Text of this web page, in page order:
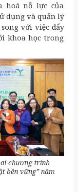
hoá nỗ lực của
dụng và quản lý
với việc đẩy
khoa học trong
chương trình
bền vững” năm